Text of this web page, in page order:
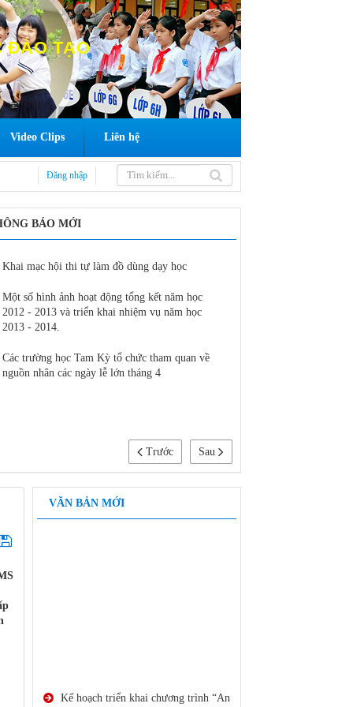
ĐÀO TẠO
Video Clips Liên hệ
Đăng nhập
BÁO MỚI
Khai mạc hội thi tự làm đồ dùng dạy học
Một số hình ảnh hoạt động tổng kết năm học
2012 - 2013 và triển khai nhiệm vụ năm học
2013 - 2014.
Các trường học Tam Kỳ tổ chức tham quan về
nguồn nhân các ngày lễ lớn tháng 4
Sau
Trước
VĂN BẢN MỚI
toàn giao thông cho nụ cười ngày